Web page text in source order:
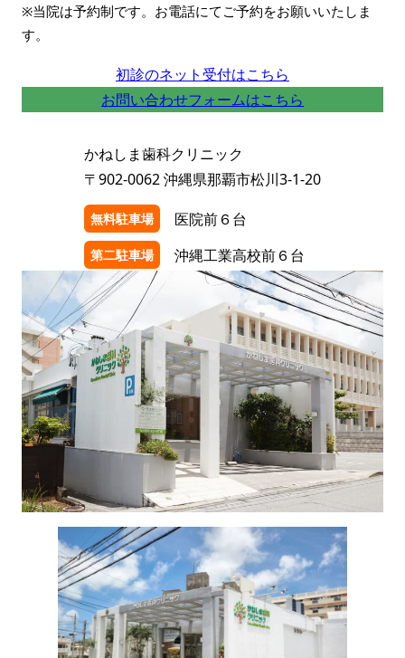
※当院は予約制です。お電話にてご予約をお願いいたしま
す。
初診のネット受付はこちら
お問い合わせフォームはこちら
かねしま歯科クリニック
〒902-0062 沖縄県那覇市松川3-1-20
無料駐車場 医院前６台
第二駐車場 沖縄工業高校前６台